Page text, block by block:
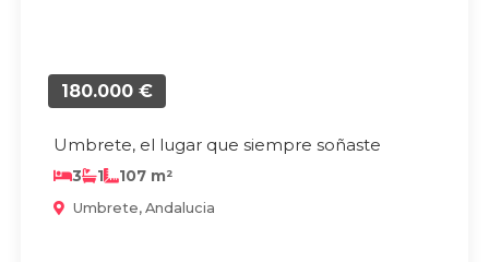
180.000 €
Umbrete, el lugar que siempre soñaste
3 1 107 m²
Umbrete, Andalucia